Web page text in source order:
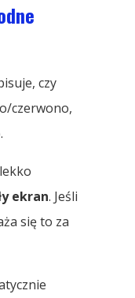
czy
czerwono,
ekran. Jeśli
się to za